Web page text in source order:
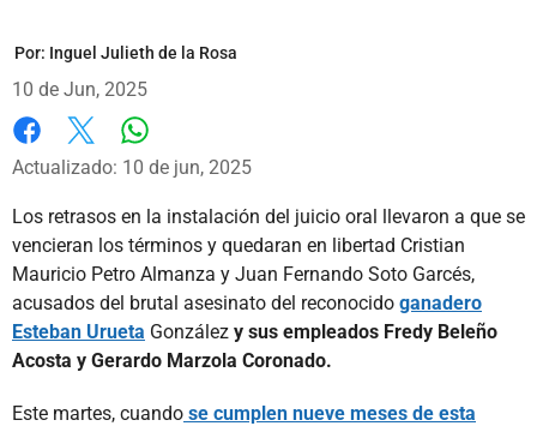
Por: Inguel Julieth de la Rosa
10 de Jun, 2025
Facebook
X
Actualizado: 10 de jun, 2025
Los retrasos en la instalación del juicio oral llevaron a que se
vencieran los términos y quedaran en libertad Cristian
Mauricio Petro Almanza y Juan Fernando Soto Garcés,
acusados del brutal asesinato del reconocido ganadero
Esteban Urueta González y sus empleados Fredy Beleño
Acosta y Gerardo Marzola Coronado.
Este martes, cuando se cumplen nueve meses de esta